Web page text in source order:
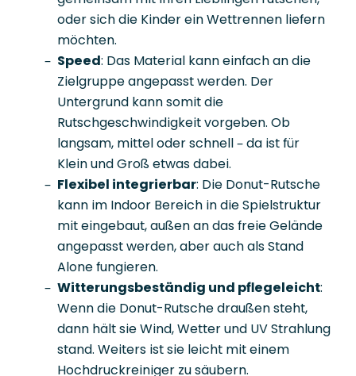
oder sich die Kinder ein Wettrennen liefern
möchten.
Speed: Das Material kann einfach an die
Zielgruppe angepasst werden. Der
Untergrund kann somit die
Rutschgeschwindigkeit vorgeben. Ob
langsam, mittel oder schnell – da ist für
Klein und Groß etwas dabei.
Flexibel integrierbar: Die Donut-Rutsche
kann im Indoor Bereich in die Spielstruktur
mit eingebaut, außen an das freie Gelände
angepasst werden, aber auch als Stand
Alone fungieren.
Witterungsbeständig und pflegeleicht:
Wenn die Donut-Rutsche draußen steht,
dann hält sie Wind, Wetter und UV Strahlung
stand. Weiters ist sie leicht mit einem
Hochdruckreiniger zu säubern.